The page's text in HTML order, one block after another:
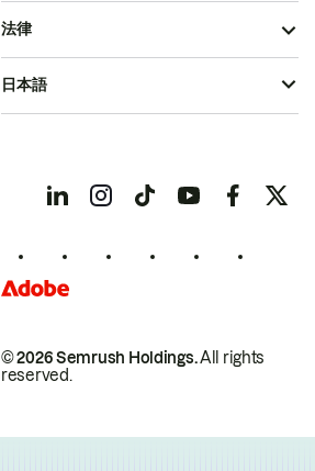
© 2026 Semrush Holdings.All rights
reserved.
法律
日本語